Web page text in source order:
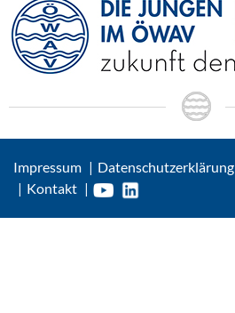
Impressum
Datenschutzerklärung
Kontakt